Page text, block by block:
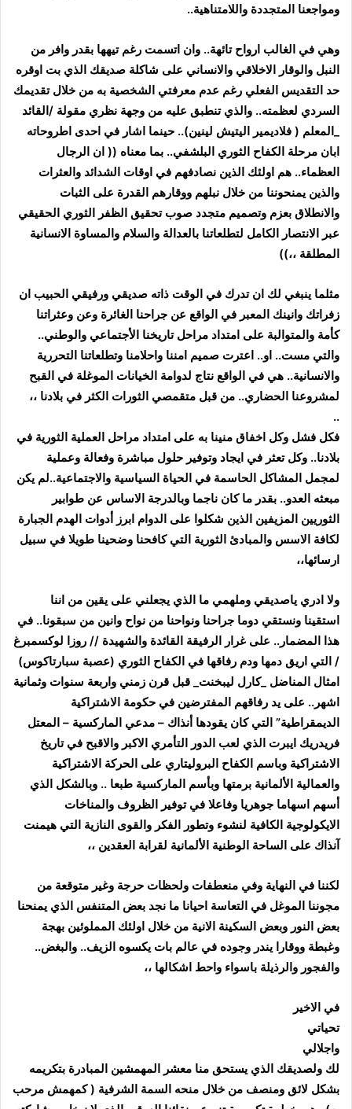
ومواجعنا المتجددة واللامتناهية..
وهي في الغالب ارواح تائهة.. وان اتسمت رغم تيهها بقدر وافر من
النبل والوقار الاخلاقي والانساني على شاكلة صديقك الذي بت اوقره
حد التقديس الفعلي رغم عدم معرفتي الشخصية به من خلال تقديمك
السردي لعظمته.. والذي تنطبق عليه من وجهة نظري مقولة /القائد
_المعلم ( فلاديمير اليتيش لينين).. حينما اشار في احدى اطروحاته
ابان مرحلة الكفاح الثوري البلشفي.. بما معناه (( ان الرجال
العظماء.. هم اولئك الذين نصادفهم في اوقات الشدائد والعثرات
والذين يمنحوننا من خلال نبلهم ووقارهم القدرة على الثبات
والانطلاق بعزم وتصميم متجدد صوب تحقيق الظفر الثوري الحقيقي
عبر الانتصار الكامل لتطلعاتنا بالعدالة والسلام والمساوة الانسانية
المطلقة ،،))
مثلما ينبغي لك ان تدرك في الوقت ذاته صديقي ورفيقي الحبيب ان
زفراتك وانينك المعبر في الواقع عن جراحنا الغائرة وعن وعثراتنا
كأمة والمتوالبة على امتداد مراحل تاريخنا الأجتماعي والوطني..
والتي مست.. او.. اعترت صميم امننا واحلامنا وتطلعاتنا التحررية
والانسانية.. هي في الواقع نتاج لدوامة الخيانات الموغلة في القبح
لمشروعنا الحضاري.. من قبل متقمصي الثورات الكثر في بلادنا ،،
..
فكل فشل وكل اخفاق منينا به على امتداد مراحل العملية الثورية في
بلادنا.. وكل تعثر في ايجاد وتوفير حلول مباشرة وفعالة وعملية
لمجمل المشاكل الحاسمة في الحياة السياسية والاجتماعية..لم يكن
مبعثه العدو.. بقدر ما كان ناجما وبالدرجة الاساس عن طوابير
الثوريين المزيفين الذين شكلوا على الدوام ابرز أدوات الهدم الجبارة
لكافة الاسس والمبادئ الثورية التي كافحنا وضحينا طويلا في سبيل
ارسائها،،
ولا ادري ياصديقي وملهمي ما الذي يجعلني على يقين من اننا
استقينا ونستقي دوما جراحنا ونواحنا من نواح وانين من سبقونا.. في
هذا المضمار.. على غرار الرفيقة القائدة والشهيدة // روزا لوكسمبرغ
/ التي اريق دمها ودم رفاقها في الكفاح الثوري (عصبة سبارتاكوس)
امثال المناضل _كارل ليبخنت_ قبل قرن زمني واربعة سنوات وثمانية
اشهر.. على يد رفاقهم المفترضين في حكومة الاشتراكية
الديمقراطية” التي كان يقودها أنذاك – مدعي الماركسية – المعتل
فريدريك ايبرت الذي لعب الدور التأمري الاكبر والاقبح في تاريخ
الاشتراكية وباسم الكفاح البروليتاري على الحركة الاشتراكية
والعمالية الألمانية برمتها وبأسم الماركسية طبعا .. وبالشكل الذي
أسهم اسهاما جوهريا وفاعلا في توفير الظروف والمناخات
الايكولوجية الكافية لنشوء وتطور الفكر والقوى النازية التي هيمنت
آنذاك على الساحة الوطنية الألمانية لقرابة العقدين ،،
لكننا في النهاية وفي منعطفات ولحظات حرجة وغير متوقعة من
مجوننا الموغل في التعاسة احيانا ما نجد بعض المتنفس الذي يمنحنا
بعض النور وبعض السكينة الانية من خلال اولئك المملوئين بهجة
وغبطة ووقارا يندر وجوده في عالم بات يكسوه الزيف.. والبغض..
والفجور والرذيلة باسواء واحط اشكالها ،،
في الاخير
تحياتي
واجلالي
لك ولصديقك الذي يستحق منا معشر المهمشين المبادرة بتكريمه
بشكل لائق ومنصف من خلال منحه السمة الشرفية ( كمهمش مرحب